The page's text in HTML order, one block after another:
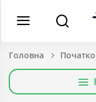
Головна